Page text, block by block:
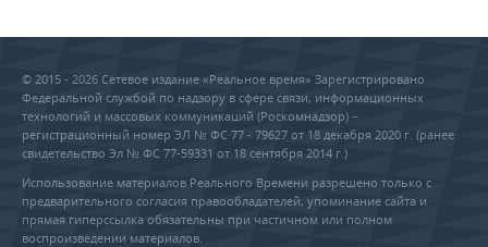
© 2015 - 2026 Сетевое издание «Реальное время» Зарегистрировано
Федеральной службой по надзору в сфере связи, информационных
технологий и массовых коммуникаций (Роскомнадзор) –
регистрационный номер ЭЛ № ФС 77 - 79627 от 18 декабря 2020 г. (ранее
свидетельство Эл № ФС 77-59331 от 18 сентября 2014 г.)
Использование материалов Реального Времени разрешено только с
предварительного согласия правообладателей, упоминание сайта и
прямая гиперссылка обязательны при частичном или полном
воспроизведении материалов.